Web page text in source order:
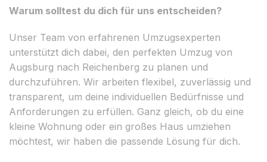
Warum solltest du dich für uns entscheiden?
Unser Team von erfahrenen Umzugsexperten
unterstützt dich dabei, den perfekten Umzug von
Augsburg nach Reichenberg zu planen und
durchzuführen. Wir arbeiten flexibel, zuverlässig und
transparent, um deine individuellen Bedürfnisse und
Anforderungen zu erfüllen. Ganz gleich, ob du eine
kleine Wohnung oder ein großes Haus umziehen
möchtest, wir haben die passende Lösung für dich.